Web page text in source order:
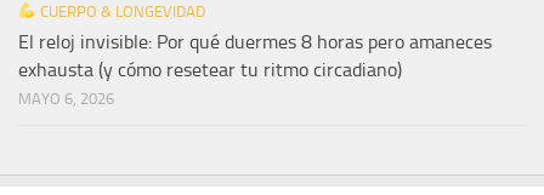
CUERPO & LONGEVIDAD
El reloj invisible: Por qué duermes 8 horas pero amaneces
exhausta (y cómo resetear tu ritmo circadiano)
MAYO 6, 2026